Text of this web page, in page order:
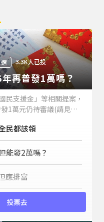
3.3K人已投
再普發1萬嗎？
民支援金」等相關提案，
1萬元仍待審議(請見下
民都該領
能發2萬嗎？
應排富
投票去